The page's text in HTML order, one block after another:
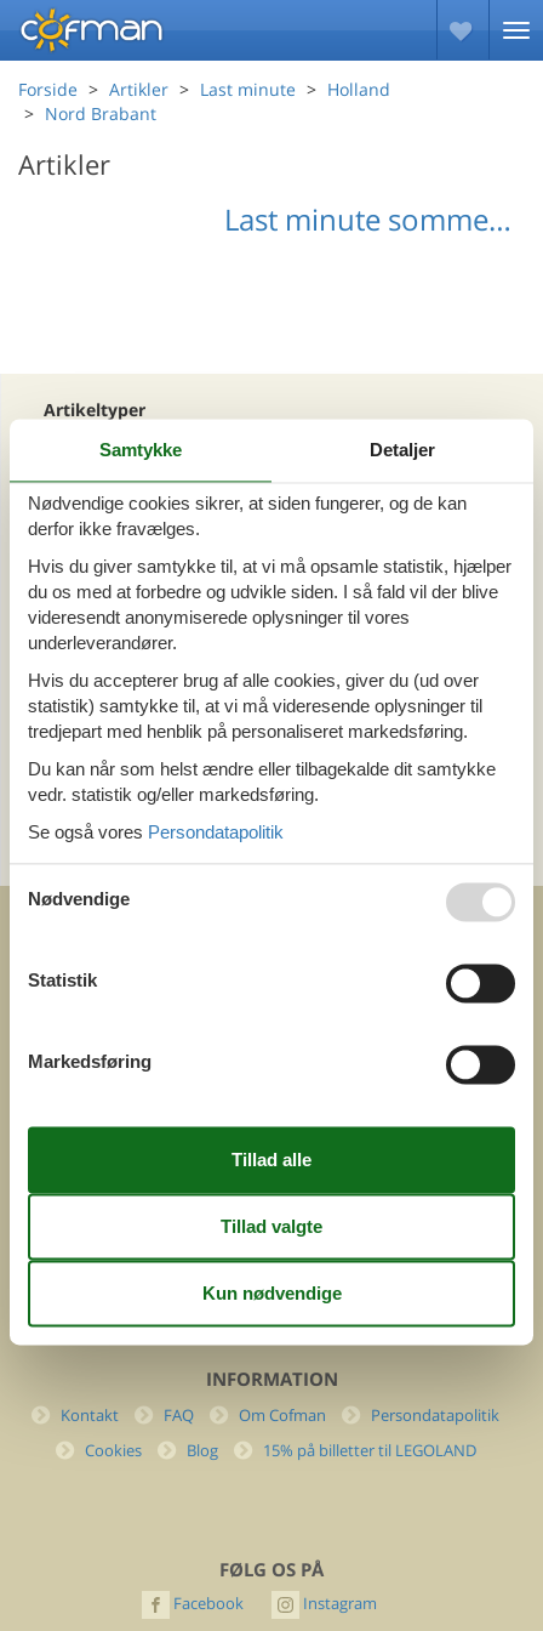
Forside Artikler Last minute
Holland
Nord Brabant
Artikler
Last minute sommerhuse Nord Brabant
Artikeltyper
Din Cofman ferie
Område
Alle
Holland
Nord Brabant
Tema
Alle
Last minute
Kategori
Alle
DK-7400 Herning
Cofman.com
Momsnr.: DK26347688
(+45) 7877 0427
INFORMATION
Kontakt FAQ Om Cofman
Persondatapolitik
Cookies
Blog 15% på billetter til LEGOLAND
FØLG OS PÅ
Facebook Instagram
Samtykke Detaljer
Nødvendige cookies sikrer, at siden fungerer, og de kan
derfor ikke fravælges.
Hvis du giver samtykke til, at vi må opsamle statistik, hjælper
du os med at forbedre og udvikle siden. I så fald vil der blive
videresendt anonymiserede oplysninger til vores
underleverandører.
Hvis du accepterer brug af alle cookies, giver du (ud over
statistik) samtykke til, at vi må videresende oplysninger til
tredjepart med henblik på personaliseret markedsføring.
Du kan når som helst ændre eller tilbagekalde dit samtykke
vedr. statistik og/eller markedsføring.
Se også vores Persondatapolitik
Nødvendige
Statistik
Markedsføring